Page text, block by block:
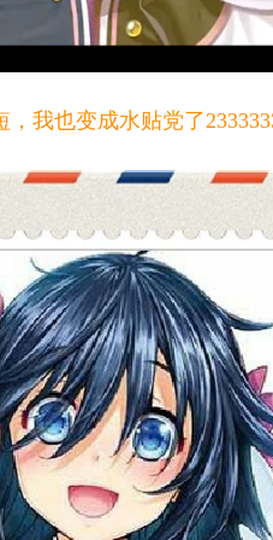
我也变成水贴党了